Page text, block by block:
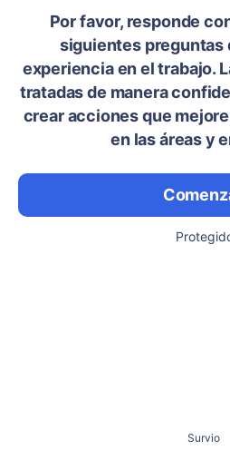
Por favor, responde
siguientes preguntas
experiencia en el trabajo.
tratadas de manera
crear acciones que
en las áreas y
Survio